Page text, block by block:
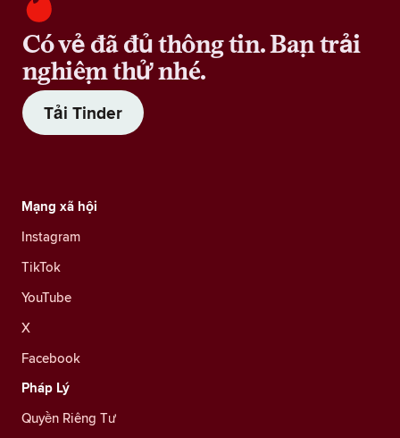
Có vẻ đã đủ thông tin. Bạn trải
nghiệm thử nhé.
Tải Tinder
Mạng xã hội
Instagram
TikTok
YouTube
X
Facebook
Pháp Lý
Quyền Riêng Tư